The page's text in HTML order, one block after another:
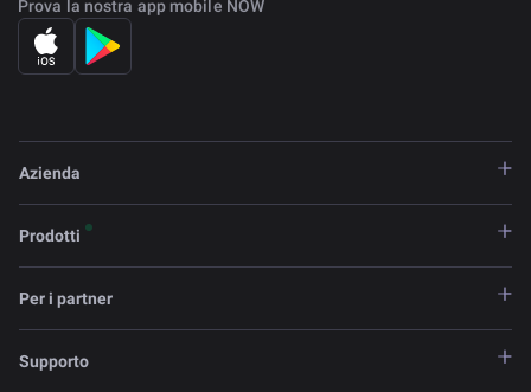
Prova la nostra app mobile NOW
Azienda
Prodotti
Per i partner
Supporto